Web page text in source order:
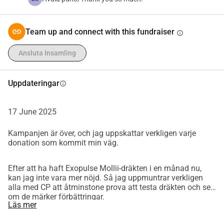
levererar milda elektriska impulser till kroppens muskler.
Genom att stimulera antagonistiska (motstående) muskler
till spastiska muskler, inducerar dräkten en naturlig reflex
som kallas reciprok inhibering, vilket leder till avslappning
Denna enhet skulle göra att jag kan röra mig friare och
Under testperioden märkte jag dessa förbättringar:
- Mina knän är helt utsträckta
- Toppdelen av min fot gör inte ont när jag går
- Mina armar har blivit starkare så att jag kan skära mat
- Jag utför övningar snabbare, t.ex. jag cyklar snabbare
HR:
Team up and connect with this fundraiser info
Ansluta Insamling
Uppdateringarinfo
17 June 2025
Kampanjen är över, och jag uppskattar verkligen varje
donation som kommit min väg.
Efter att ha haft Exopulse Mollii-dräkten i en månad nu,
kan jag inte vara mer nöjd. Så jag uppmuntrar verkligen
alla med CP att åtminstone prova att testa dräkten och se
om de märker förbättringar.
Läs mer